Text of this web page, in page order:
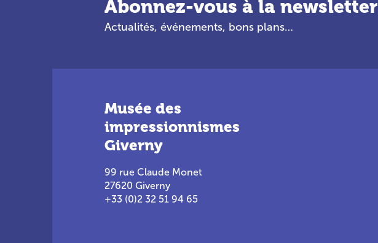
Abonnez-vous à la newsletter
Actualités, événements, bons plans…
Musée des
impressionnismes
Giverny
99 rue Claude Monet
27620 Giverny
+33 (0)2 32 51 94 65